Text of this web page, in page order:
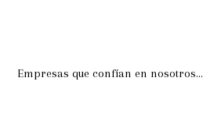
Empresas que confían en nosotros…